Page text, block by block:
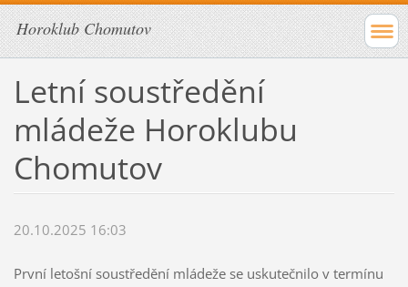
Horoklub Chomutov
Letní soustředění
mládeže Horoklubu
Chomutov
20.10.2025 16:03
První letošní soustředění mládeže se uskutečnilo v termínu